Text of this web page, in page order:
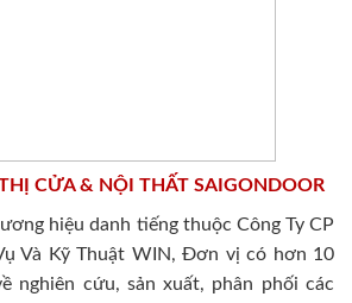
CỬA & NỘI THẤT SAIGONDOOR
hiệu danh tiếng thuộc Công Ty CP
Và Kỹ Thuật WIN, Đơn vị có hơn 10
nghiên cứu, sản xuất, phân phối các